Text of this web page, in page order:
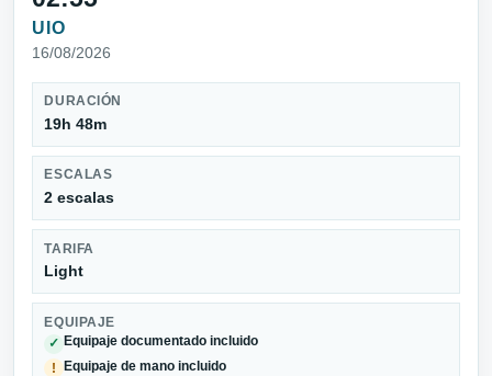
UIO
16/08/2026
DURACIÓN
19h 48m
ESCALAS
2 escalas
TARIFA
Light
EQUIPAJE
✓ Equipaje documentado incluido
! Equipaje de mano incluido